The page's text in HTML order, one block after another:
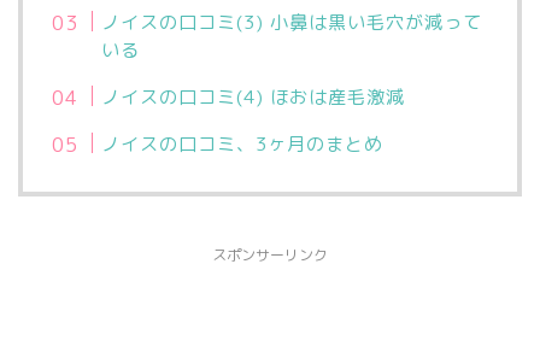
ノイスの口コミ(3) 小鼻は黒い毛穴が減って
いる
ノイスの口コミ(4) ほおは産毛激減
ノイスの口コミ、3ヶ月のまとめ
スポンサーリンク